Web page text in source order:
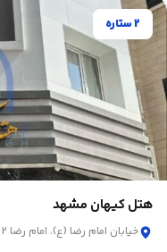
2 ستاره
هتل کیهان مشهد
خیابان امام رضا (ع)، امام رضا 2